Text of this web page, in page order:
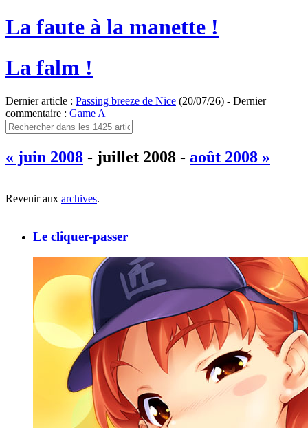
La faute à la manette !
La falm !
Dernier article : Passing breeze de Nice (20/07/26) - Dernier
commentaire : Game A
« juin 2008 - juillet 2008 - août 2008 »
Revenir aux archives.
Le cliquer-passer